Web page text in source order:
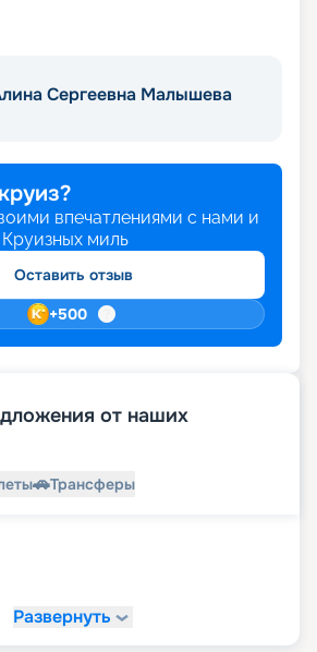
Сергеевна Малышева
впечатлениями с нами и
Круизных миль
Оставить отзыв
+500
от наших
🚗Трансферы
Развернуть